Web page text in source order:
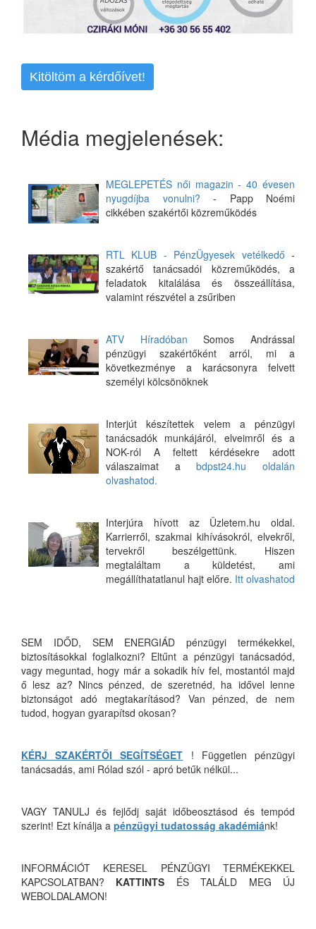
Kitöltöm a kérdőívet!
Média megjelenések:
MEGLEPETÉS női magazin - 40 évesen
nyugdíjba vonulni? - Papp Noémi
cikkében szakértői közreműködés
RTL KLUB - PénzÜgyesek vetélkedő -
szakértő tanácsadói közreműködés, a
feladatok kitalálása és összeállítása,
valamint részvétel a zsűriben
ATV Híradóban Somos Andrással
pénzügyi szakértőként arról, mi a
következménye a karácsonyra felvett
személyi kölcsönöknek
Interjút készítettek velem a pénzügyi
tanácsadók munkájáról, elveimről és a
NOK-ról A feltett kérdésekre adott
válaszaimat abdpst24.hu oldalán
olvashatod.
Interjúra hívott az Üzletem.hu oldal.
Karrierről, szakmai kihívásokról, elvekről,
tervekről beszélgettünk. Hiszen
megtaláltam a küldetést, ami
megállíthatatlanul hajt előre. Itt olvashatod
SEM IDŐD, SEM ENERGIÁD pénzügyi termékekkel,
biztosításokkal foglalkozni? Eltűnt a pénzügyi tanácsadód,
vagy meguntad, hogy már a sokadik hív fel, mostantól majd
ő lesz az? Nincs pénzed, de szeretnéd, ha idővel lenne
biztonságot adó megtakarításod? Van pénzed, de nem
tudod, hogyan gyarapítsd okosan?
KÉRJ SZAKÉRTŐI SEGÍTSÉGET ! Független pénzügyi
tanácsadás, ami Rólad szól - apró betűk nélkül...
VAGY TANULJ és fejlődj saját időbeosztásod és tempód
szerint! Ezt kínálja a pénzügyi tudatosság akadémiánk!
INFORMÁCIÓT KERESEL PÉNZÜGYI TERMÉKEKKEL
KAPCSOLATBAN? KATTINTS ÉS TALÁLD MEG ÚJ
WEBOLDALAMON!